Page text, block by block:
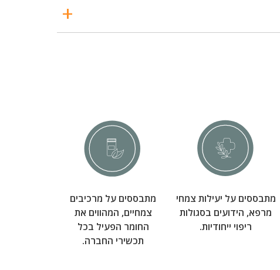
מתבססים על יעילות צמחי
מרפא, הידועים בסגולות
ריפוי ייחודיות.
מתבססים על מרכיבים
צמחיים, המהווים את
החומר הפעיל בכל
תכשירי החברה.